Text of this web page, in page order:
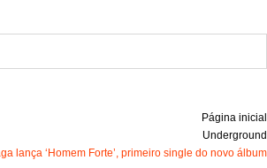
Página inicial
Underground
lança ‘Homem Forte’, primeiro single do novo álbum